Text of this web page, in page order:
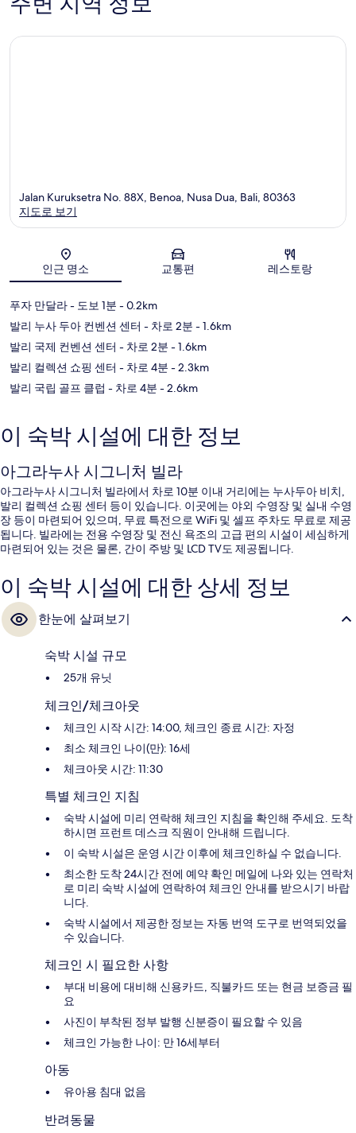
지도
Jalan Kuruksetra No. 88X, Benoa, Nusa Dua, Bali, 80363
지도로 보기
인근 명소 교통편 레스토랑
푸자 만달라- 도보 1분 - 0.2km
발리 누사 두아 컨벤션 센터 - 차로 2분 - 1.6km
발리 국제 컨벤션 센터 - 차로 2분 - 1.6km
발리 컬렉션 쇼핑 센터 - 차로 4분 - 2.3km
발리 국립 골프 클럽 - 차로 4분 - 2.6km
이 숙박 시설에 대한 정보
아그라누사 시그니처 빌라
아그라누사 시그니처 빌라에서 차로 10분 이내 거리에는 누사두아 비치,
발리 컬렉션 쇼핑 센터 등이 있습니다. 이곳에는 야외 수영장 및 실내 수영
장 등이 마련되어 있으며, 무료 특전으로 WiFi 및 셀프 주차도 무료로 제공
됩니다. 빌라에는 전용 수영장 및 전신 욕조의 고급 편의 시설이 세심하게
마련되어 있는 것은 물론, 간이 주방 및 LCD TV도 제공됩니다.
이 숙박 시설에 대한 상세 정보
한눈에 살펴보기
숙박 시설 규모
25개 유닛
체크인/체크아웃
체크인 시작 시간: 14:00, 체크인 종료 시간: 자정
최소 체크인 나이(만): 16세
체크아웃 시간: 11:30
특별 체크인 지침
숙박 시설에 미리 연락해 체크인 지침을 확인해 주세요. 도착
하시면 프런트 데스크 직원이 안내해 드립니다.
이 숙박 시설은 운영 시간 이후에 체크인하실 수 없습니다.
최소한 도착 24시간 전에 예약 확인 메일에 나와 있는 연락처
로 미리 숙박 시설에 연락하여 체크인 안내를 받으시기 바랍
니다.
숙박 시설에서 제공한 정보는 자동 번역 도구로 번역되었을
수 있습니다.
체크인 시 필요한 사항
부대 비용에 대비해 신용카드, 직불카드 또는 현금 보증금 필
요
사진이 부착된 정부 발행 신분증이 필요할 수 있음
체크인 가능한 나이: 만 16세부터
아동
유아용 침대 없음
반려동물